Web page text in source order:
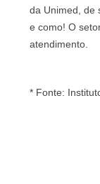
da Unimed, de
e como! O
atendimento.
* Fonte: